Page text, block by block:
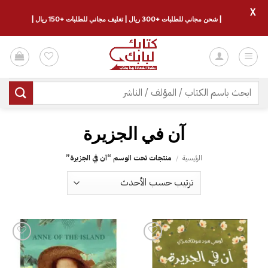
للمحتوى
البحث
عن:
آن في الجزيرة
الرئيسية / منتجات تحت الوسم “آن في الجزيرة”
إضافة
إضافة
إلى
قائمة
| شحن مجاني للطلبات +300 ريال | تغليف مجاني للطلبات +150 ريال |
X